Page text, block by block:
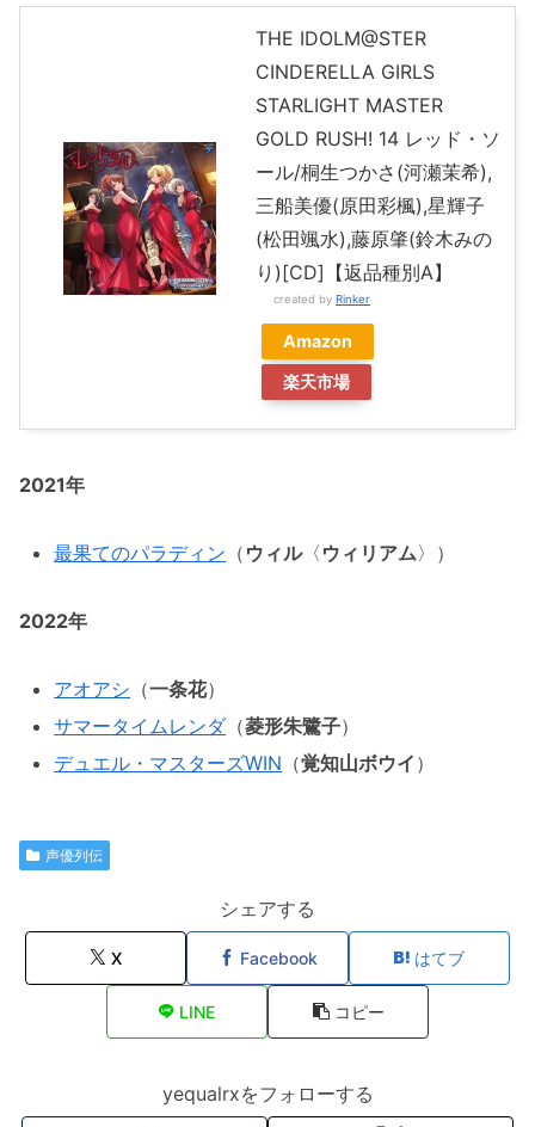
THE IDOLM@STER
CINDERELLA GIRLS
STARLIGHT MASTER
GOLD RUSH! 14 レッド・ソ
ール/桐生つかさ(河瀬茉希),
三船美優(原田彩楓),星輝子
(松田颯水),藤原肇(鈴木みの
り)[CD]【返品種別A】
created by Rinker
Amazon
楽天市場
2021年
最果てのパラディン （ ウィル〈 ウィリアム〉）
2022年
アオアシ （一条花）
サマータイムレンダ（菱形朱鷺子）
デュエル・マスターズWIN （覚知山ボウイ ）
声優列伝
シェアする
X Facebook はてブ
LINE コピー
yequalrxをフォローする